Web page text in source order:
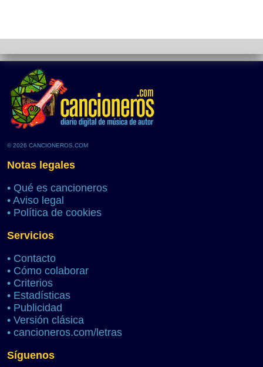
© 2026 CANCIONEROS.COM
Notas legales
• Qué es cancioneros
• Aviso legal
• Política de cookies
Servicios
• Contacto
• Cómo colaborar
• Criterios
• Estadísticas
• Publicidad
• Versión clásica
• cancioneros.com/letras
Síguenos